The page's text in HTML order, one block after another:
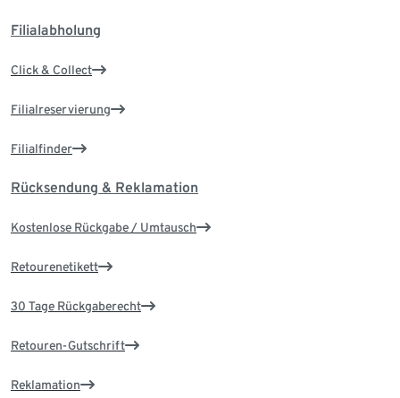
Filialabholung
Click & Collect
Filialreservierung
Filialfinder
Rücksendung & Reklamation
Kostenlose Rückgabe / Umtausch
Retourenetikett
30 Tage Rückgaberecht
Retouren-Gutschrift
Reklamation